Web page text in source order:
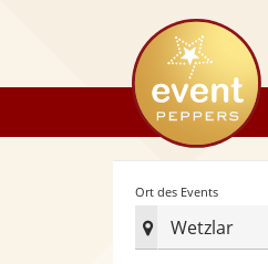
eventpeppers
Ort des Events
Wetzlar
Radius